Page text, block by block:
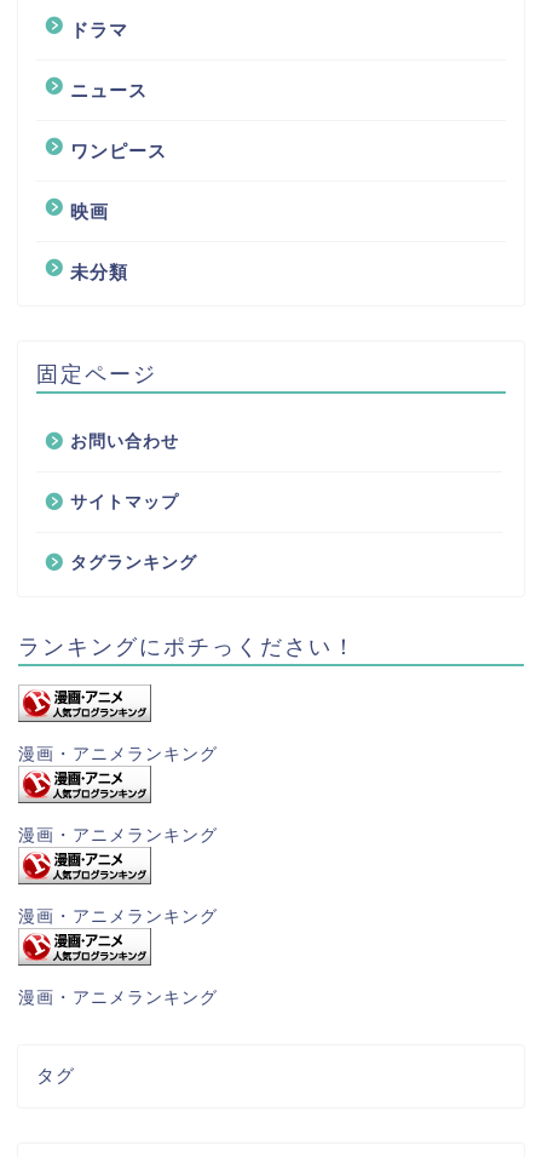
ドラマ
ニュース
ワンピース
映画
未分類
固定ページ
お問い合わせ
サイトマップ
タグランキング
ランキングにポチっください！
漫画・アニメランキング
漫画・アニメランキング
漫画・アニメランキング
漫画・アニメランキング
タグ